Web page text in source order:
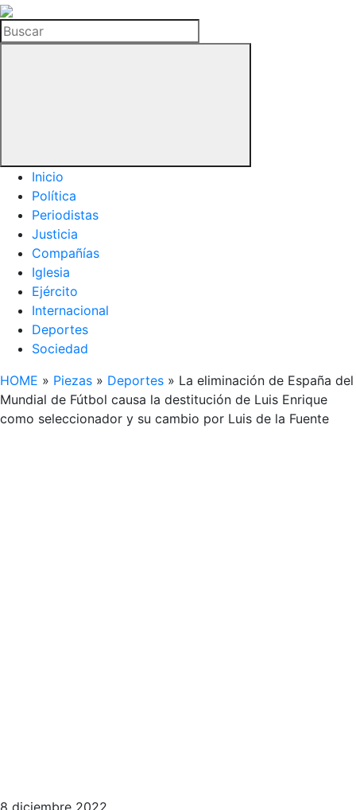
La
Hemeroteca
del
Buscar
Inicio
Política
Periodistas
Justicia
Compañías
Iglesia
Ejército
Internacional
Deportes
Sociedad
HOME » Piezas » Deportes » La eliminación de España del
Mundial de Fútbol causa la destitución de Luis Enrique
como seleccionador y su cambio por Luis de la Fuente
8 diciembre 2022